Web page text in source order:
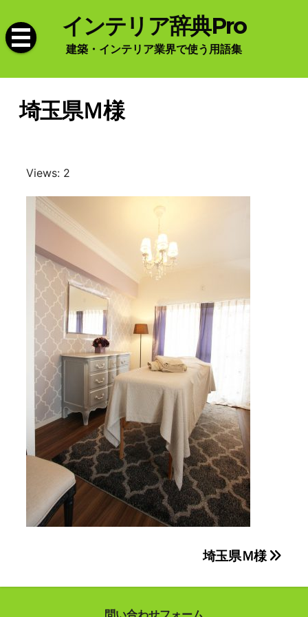
to
content
インテリア辞典Pro
建築・インテリア業界で使う用語集
埼玉県Ｍ様
Views: 2
稿
埼玉県Ｍ様
問い合わせフォーム